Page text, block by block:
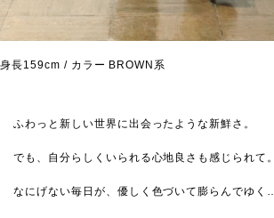
身長159cm / カラー BROWN系
ふわっと新しい世界に出会ったような新鮮さ。
でも、自分らしくいられる心地良さも感じられて。
なにげない毎日が、優しく色づいて膨らんでゆく…